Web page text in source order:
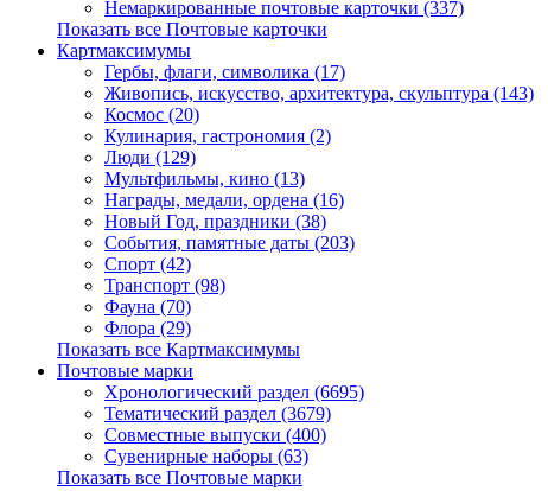
Немаркированные почтовые карточки (337)
Показать все Почтовые карточки
Картмаксимумы
Гербы, флаги, символика (17)
Живопись, искусство, архитектура, скульптура (143)
Космос (20)
Кулинария, гастрономия (2)
Люди (129)
Мультфильмы, кино (13)
Награды, медали, ордена (16)
Новый Год, праздники (38)
События, памятные даты (203)
Спорт (42)
Транспорт (98)
Фауна (70)
Флора (29)
Показать все Картмаксимумы
Почтовые марки
Хронологический раздел (6695)
Тематический раздел (3679)
Совместные выпуски (400)
Сувенирные наборы (63)
Показать все Почтовые марки